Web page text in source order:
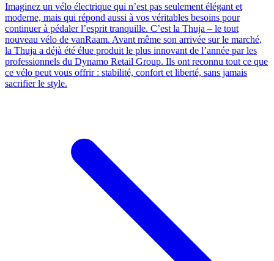
Imaginez un vélo électrique qui n’est pas seulement élégant et
moderne, mais qui répond aussi à vos véritables besoins pour
continuer à pédaler l’esprit tranquille. C’est la Thuja – le tout
nouveau vélo de vanRaam. Avant même son arrivée sur le marché,
la Thuja a déjà été élue produit le plus innovant de l’année par les
professionnels du Dynamo Retail Group. Ils ont reconnu tout ce que
ce vélo peut vous offrir : stabilité, confort et liberté, sans jamais
sacrifier le style.